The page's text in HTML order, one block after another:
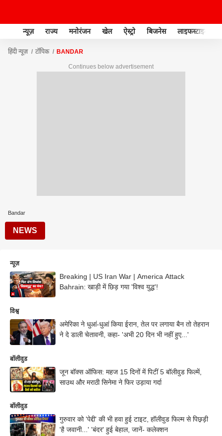
न्यूज़ राज्य मनोरंजन खेल ऐस्ट्रो बिजनेस लाइफस्टाइल
हिंदी न्यूज़ टॉपिक BANDAR
Continues below advertisement
Bandar
NEWS
न्यूज़
Breaking | US Iran War | America Attack
Bahrain: खाड़ी में छिड़ गया 'विश्व युद्ध'!
विश्व
अमेरिका ने धुआं-धुआं किया ईरान, तेल पर लगाया बैन तो तेहरान
ने दे डाली चेतावनी, कहा- 'अभी 20 दिन भी नहीं हुए...'
बॉलीवुड
जून बॉक्स ऑफिस: महज 15 दिनों में पिटीं 5 बॉलीवुड फिल्में,
साउथ और मराठी सिनेमा ने फिर उड़ाया गर्दा
बॉलीवुड
गुरुवार को 'पेद्दी' की भी हवा हुई टाइट, हॉलीवुड फिल्म से पिछ़़ड़ी
'है जवानी...' 'बंदर' हुई बेहाल, जानें- कलेक्शन